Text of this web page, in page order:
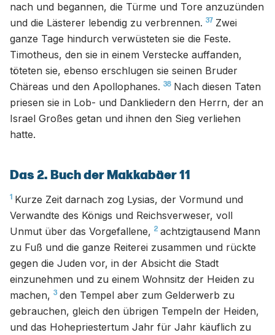
nach und begannen, die Türme und Tore anzuzünden
und die Lästerer lebendig zu verbrennen. 37 Zwei
ganze Tage hindurch verwüsteten sie die Feste.
Timotheus, den sie in einem Verstecke auffanden,
töteten sie, ebenso erschlugen sie seinen Bruder
Chäreas und den Apollophanes. 38 Nach diesen Taten
priesen sie in Lob- und Dankliedern den Herrn, der an
Israel Großes getan und ihnen den Sieg verliehen
hatte.
Das 2. Buch der Makkabäer 11
1 Kurze Zeit darnach zog Lysias, der Vormund und
Verwandte des Königs und Reichsverweser, voll
Unmut über das Vorgefallene, 2 achtzigtausend Mann
zu Fuß und die ganze Reiterei zusammen und rückte
gegen die Juden vor, in der Absicht die Stadt
einzunehmen und zu einem Wohnsitz der Heiden zu
machen, 3 den Tempel aber zum Gelderwerb zu
gebrauchen, gleich den übrigen Tempeln der Heiden,
und das Hohepriestertum Jahr für Jahr käuflich zu